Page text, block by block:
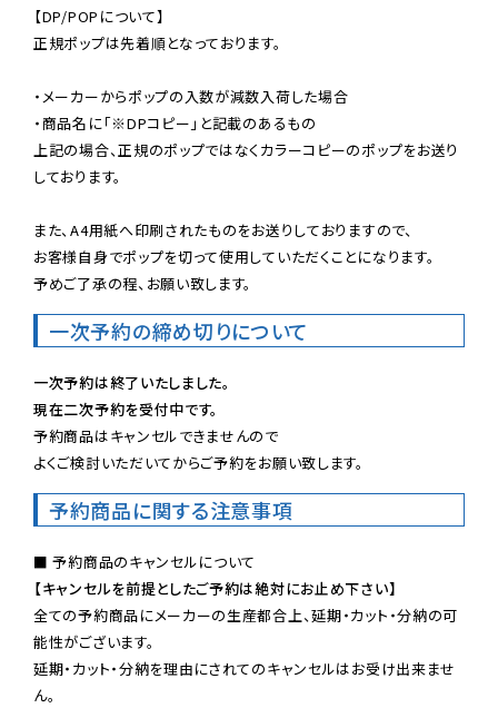
【DP/POPについて】
正規ポップは先着順となっております。
・メーカーからポップの入数が減数入荷した場合
・商品名に「※DPコピー」と記載のあるもの
上記の場合、正規のポップではなくカラーコピーのポップをお送り
しております。
また、A4用紙へ印刷されたものをお送りしておりますので、
お客様自身でポップを切って使用していただくことになります。
予めご了承の程、お願い致します。
一次予約の締め切りについて
一次予約は終了いたしました。
現在二次予約を受付中です。
予約商品はキャンセルできませんので
よくご検討いただいてからご予約をお願い致します。
予約商品に関する注意事項
【キャンセルを前提としたご予約は絶対にお止め下さい】
全ての予約商品にメーカーの生産都合上、延期・カット・分納の可
能性がございます。
延期・カット・分納を理由にされてのキャンセルはお受け出来ませ
ん。